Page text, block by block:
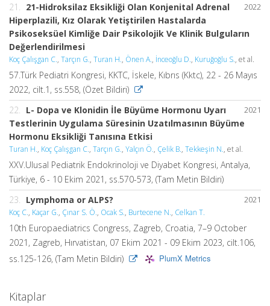
2022
21.
21-Hidroksilaz Eksikliği Olan Konjenital Adrenal
Hiperplazili, Kız Olarak Yetiştirilen Hastalarda
Psikoseksüel Kimliğe Dair Psikolojik Ve Klinik Bulguların
Değerlendirilmesi
Koç Çalışgan C., Tarçın G., Turan H., Önen A., İnceoğlu D., Kuruğoğlu S., et al.
57.Türk Pediatri Kongresi, KKTC, İskele, Kıbrıs (Kktc), 22 - 26 Mayıs
2022, cilt.1, ss.558, (Özet Bildiri)
2021
22.
L- Dopa ve Klonidin İle Büyüme Hormonu Uyarı
Testlerinin Uygulama Süresinin Uzatılmasının Büyüme
Hormonu Eksikliği Tanısına Etkisi
Turan H., Koç Çalışgan C., Tarçın G., Yalçın Ö., Çelik B., Tekkeşin N., et al.
XXV.Ulusal Pediatrik Endokrinoloji ve Diyabet Kongresi, Antalya,
Türkiye, 6 - 10 Ekim 2021, ss.570-573, (Tam Metin Bildiri)
2021
23. Lymphoma or ALPS?
Koç C., Kaçar G., Çınar S. Ö., Ocak S., Burtecene N., Celkan T.
10th Europaediatrics Congress, Zagreb, Croatia, 7–9 October
2021, Zagreb, Hırvatistan, 07 Ekim 2021 - 09 Ekim 2023, cilt.106,
ss.125-126, (Tam Metin Bildiri)
PlumX Metrics
Kitaplar